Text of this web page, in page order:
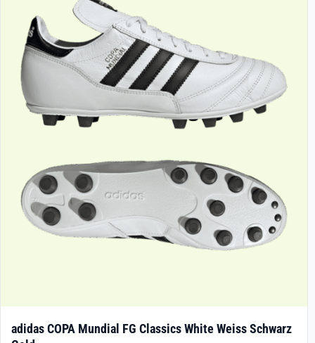
adidas COPA Mundial FG Classics White Weiss Schwarz